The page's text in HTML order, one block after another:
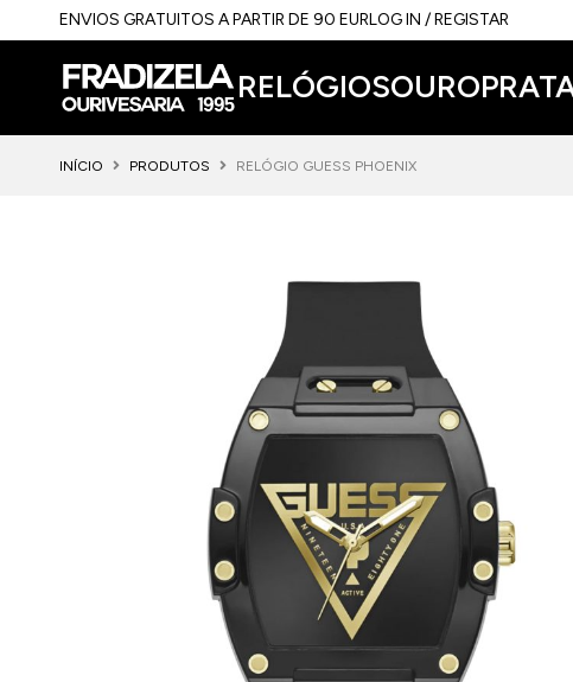
ENVIOS GRATUITOS A PARTIR DE 90 EURLOG IN / REGISTAR
RELÓGIOSOURO
INÍCIO PRODUTOS RELÓGIO GUESS PHOENIX